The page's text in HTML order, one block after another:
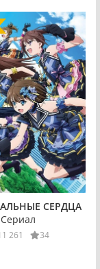
СЕРДЦА
Сериал
261 34